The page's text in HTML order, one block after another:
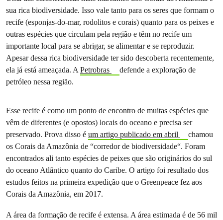
sua rica biodiversidade. Isso vale tanto para os seres que formam o
recife (esponjas-do-mar, rodolitos e corais) quanto para os peixes e
outras espécies que circulam pela região e têm no recife um
importante local para se abrigar, se alimentar e se reproduzir.
Apesar dessa rica biodiversidade ter sido descoberta recentemente,
ela já está ameaçada. APetrobras
defende a exploração de
petróleo nessa região.
Esse recife é como um ponto de encontro de muitas espécies que
vêm de diferentes (e opostos) locais do oceano e precisa ser
preservado. Prova disso é um artigo publicado em abril
chamou
os Corais da Amazônia de “corredor de biodiversidade“. Foram
encontrados ali tanto espécies de peixes que são originários do sul
do oceano Atlântico quanto do Caribe. O artigo foi resultado dos
estudos feitos na primeira expedição que o Greenpeace fez aos
Corais da Amazônia, em 2017.
A área da formação de recife é extensa. A área estimada é de 56 mil